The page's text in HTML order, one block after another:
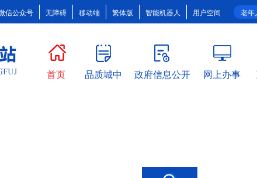
老年
信公众号 无障碍 移动端 繁体版 智能机器人 用户空间
首页 品质城中 政府信息公开 网上办事